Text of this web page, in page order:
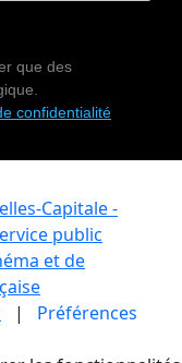
que des
confidentialité
Capitale -
public
et de
| Préférences